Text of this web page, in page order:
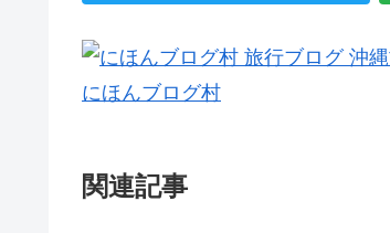
にほんブログ村
関連記事